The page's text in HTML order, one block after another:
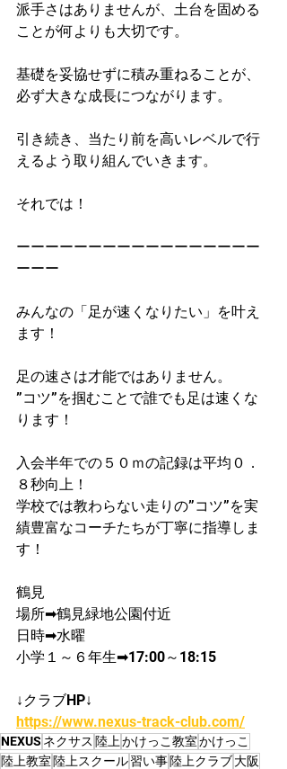
派手さはありませんが、土台を固める
ことが何よりも大切です。
基礎を妥協せずに積み重ねることが、
必ず大きな成長につながります。
引き続き、当たり前を高いレベルで行
えるよう取り組んでいきます。
それでは！
ーーーーーーーーーーーーーーーーー
ーーー
みんなの「足が速くなりたい」を叶え
ます！
足の速さは才能ではありません。
”コツ”を掴むことで誰でも足は速くな
ります！
入会半年での５０ｍの記録は平均０．
８秒向上！
学校では教わらない走りの”コツ”を実
績豊富なコーチたちが丁寧に指導しま
す！
鶴見
場所➡鶴見緑地公園付近
日時➡水曜
小学１～６年生➡17:00～18:15
↓クラブHP↓
https://www.nexus-track-club.com/
NEXUS ネクサス 陸上かけっこ教室かけっこ
陸上教室 陸上スクール習い事陸上クラブ大阪